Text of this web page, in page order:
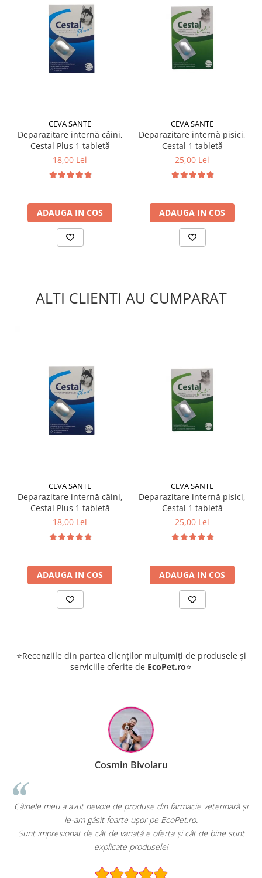
CEVA SANTE
Deparazitare internă câini,
Cestal Plus 1 tabletă
18,00 Lei
ADAUGA IN COS
CEVA SANTE
Deparazitare internă pisici,
Cestal 1 tabletă
25,00 Lei
ADAUGA IN COS
ALTI CLIENTI AU CUMPARAT
CEVA SANTE
Deparazitare internă câini,
Cestal Plus 1 tabletă
18,00 Lei
ADAUGA IN COS
CEVA SANTE
Deparazitare internă pisici,
Cestal 1 tabletă
25,00 Lei
ADAUGA IN COS
⭐Recenziile din partea clienților mulțumiți de produsele și
serviciile oferite de EcoPet.ro⭐
Cosmin Bivolaru
Câinele meu a avut nevoie de produse din farmacie veterinară și
le-am găsit foarte ușor pe EcoPet.ro.
Sunt impresionat de cât de variată e oferta și cât de bine sunt
explicate produsele!